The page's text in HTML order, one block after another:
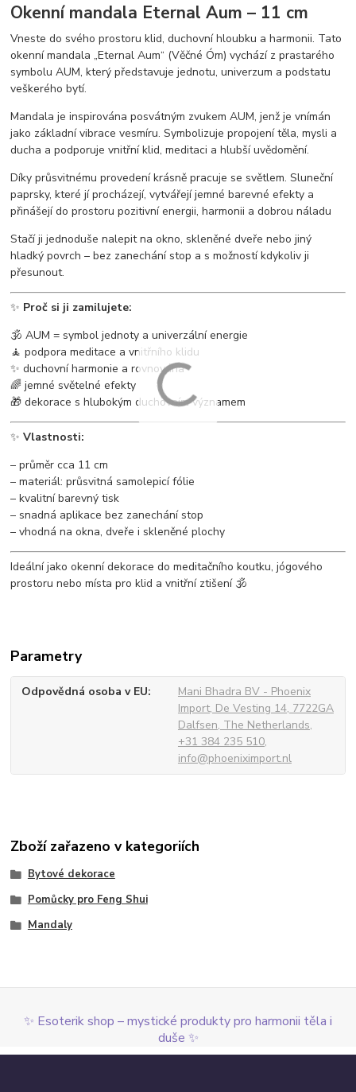
Okenní mandala Eternal Aum – 11 cm
Vneste do svého prostoru klid, duchovní hloubku a harmonii. Tato
okenní mandala „Eternal Aum“ (Věčné Óm) vychází z prastarého
symbolu AUM, který představuje jednotu, univerzum a podstatu
veškerého bytí.
Mandala je inspirována posvátným zvukem AUM, jenž je vnímán
jako základní vibrace vesmíru. Symbolizuje propojení těla, mysli a
ducha a podporuje vnitřní klid, meditaci a hlubší uvědomění.
Díky průsvitnému provedení krásně pracuje se světlem. Sluneční
paprsky, které jí procházejí, vytvářejí jemné barevné efekty a
přinášejí do prostoru pozitivní energii, harmonii a dobrou náladu
Stačí ji jednoduše nalepit na okno, skleněné dveře nebo jiný
hladký povrch – bez zanechání stop a s možností kdykoliv ji
přesunout.
✨ Proč si ji zamilujete:
🕉️ AUM = symbol jednoty a univerzální energie
🧘 podpora meditace a vnitřního klidu
✨ duchovní harmonie a rovnováha
🌈 jemné světelné efekty
🎁 dekorace s hlubokým duchovním významem
✨Vlastnosti:
– průměr cca 11 cm
– materiál: průsvitná samolepicí fólie
– kvalitní barevný tisk
– snadná aplikace bez zanechání stop
– vhodná na okna, dveře i skleněné plochy
Ideální jako okenní dekorace do meditačního koutku, jógového
prostoru nebo místa pro klid a vnitřní ztišení 🕉️
Parametry
Odpovědná osoba v EU
Mani Bhadra BV - Phoenix
Import, De Vesting 14, 7722GA
Dalfsen, The Netherlands,
+31 384 235 510,
info@phoeniximport.nl
Zboží zařazeno v kategoriích
Bytové dekorace
Pomůcky pro Feng Shui
Mandaly
✨ Esoterik shop – mystické produkty pro harmonii těla i
duše ✨